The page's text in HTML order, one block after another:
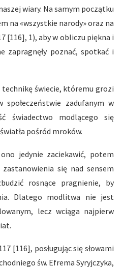
wiary. Na samym początku
na «wszystkie narody» oraz na
[116], 1), aby w obliczu piękna i
zapragnęły poznać, spotkać i
świecie, któremu grozi
zadufanym w
świadectwo modlącego się
pośród mroków.
jedynie zaciekawić, potem
się nad sensem
rosnące pragnienie, by
Dlatego modlitwa nie jest
lecz wciąga najpierw
[116], posługując się słowami
św. Efrema Syryjczyka,